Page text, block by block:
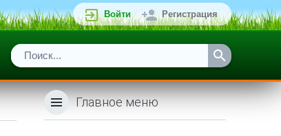
Войти Регистрация
Главное меню